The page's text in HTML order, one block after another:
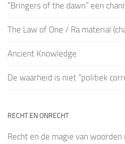
“Bringers of the dawn” een
The Law of One / Ra material
Ancient Knowledge
De waarheid is niet “politiek
RECHT EN ONRECHT
Recht en de magie van